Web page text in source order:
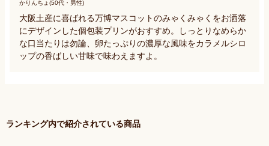
かりんちょ(50代・男性)
大阪土産に喜ばれる万博マスコットのみゃくみゃくをお洒落
にデザインした個包装プリンがおすすめ。しっとりなめらか
な口当たりは勿論、卵たっぷりの濃厚な風味をカラメルシロ
ップの香ばしい甘味で味わえますよ。
ランキング内で紹介されている商品